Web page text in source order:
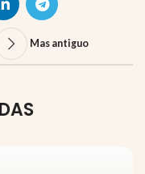
Mas antiguo